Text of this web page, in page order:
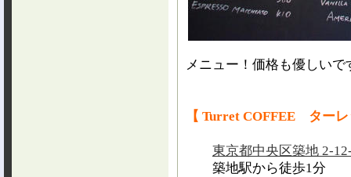
メニュー！価格も優しいで
【 Turret COFFEE ター
東京都中央区築地 2-
築地駅から徒歩1分